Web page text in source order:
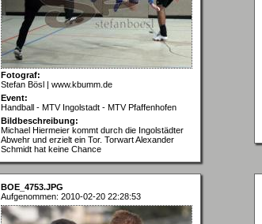
Fotograf:
Stefan Bösl | www.kbumm.de
Event:
Handball - MTV Ingolstadt - MTV Pfaffenhofen
Bildbeschreibung:
Michael Hiermeier kommt durch die Ingolstädter
Abwehr und erzielt ein Tor. Torwart Alexander
Schmidt hat keine Chance
BOE_4753.JPG
Aufgenommen: 2010-02-20 22:28:53